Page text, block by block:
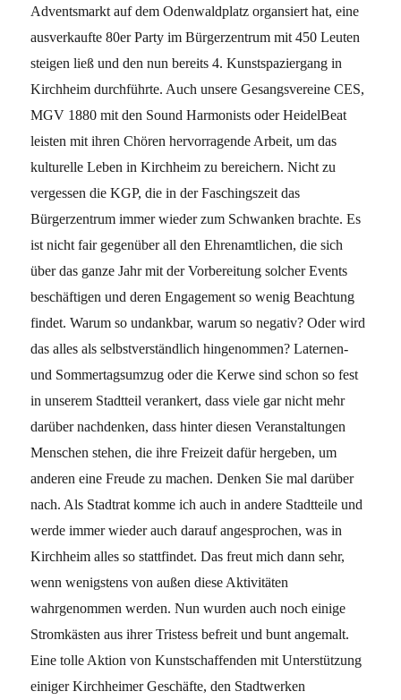
Adventsmarkt auf dem Odenwaldplatz organsiert hat, eine
ausverkaufte 80er Party im Bürgerzentrum mit 450 Leuten
steigen ließ und den nun bereits 4. Kunstspaziergang in
Kirchheim durchführte. Auch unsere Gesangsvereine CES,
MGV 1880 mit den Sound Harmonists oder HeidelBeat
leisten mit ihren Chören hervorragende Arbeit, um das
kulturelle Leben in Kirchheim zu bereichern. Nicht zu
vergessen die KGP, die in der Faschingszeit das
Bürgerzentrum immer wieder zum Schwanken brachte. Es
ist nicht fair gegenüber all den Ehrenamtlichen, die sich
über das ganze Jahr mit der Vorbereitung solcher Events
beschäftigen und deren Engagement so wenig Beachtung
findet. Warum so undankbar, warum so negativ? Oder wird
das alles als selbstverständlich hingenommen? Laternen-
und Sommertagsumzug oder die Kerwe sind schon so fest
in unserem Stadtteil verankert, dass viele gar nicht mehr
darüber nachdenken, dass hinter diesen Veranstaltungen
Menschen stehen, die ihre Freizeit dafür hergeben, um
anderen eine Freude zu machen. Denken Sie mal darüber
nach. Als Stadtrat komme ich auch in andere Stadtteile und
werde immer wieder auch darauf angesprochen, was in
Kirchheim alles so stattfindet. Das freut mich dann sehr,
wenn wenigstens von außen diese Aktivitäten
wahrgenommen werden. Nun wurden auch noch einige
Stromkästen aus ihrer Tristess befreit und bunt angemalt.
Eine tolle Aktion von Kunstschaffenden mit Unterstützung
einiger Kirchheimer Geschäfte, den Stadtwerken